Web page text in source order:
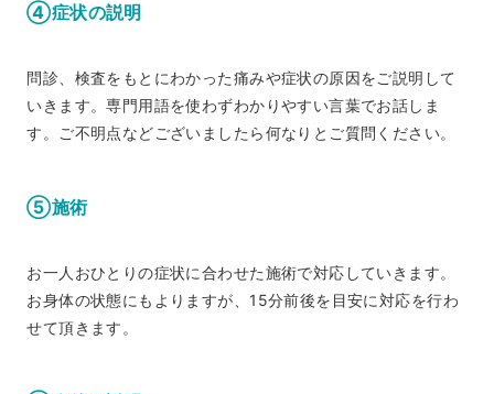
④症状の説明
問診、検査をもとにわかった痛みや症状の原因をご説明して
いきます。専門用語を使わずわかりやすい言葉でお話しま
す。ご不明点などございましたら何なりとご質問ください。
⑤施術
お一人おひとりの症状に合わせた施術で対応していきます。
お身体の状態にもよりますが、15分前後を目安に対応を行わ
せて頂きます。